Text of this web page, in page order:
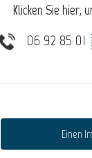
Klicken Sie hier,
06 92 85 01
Einen